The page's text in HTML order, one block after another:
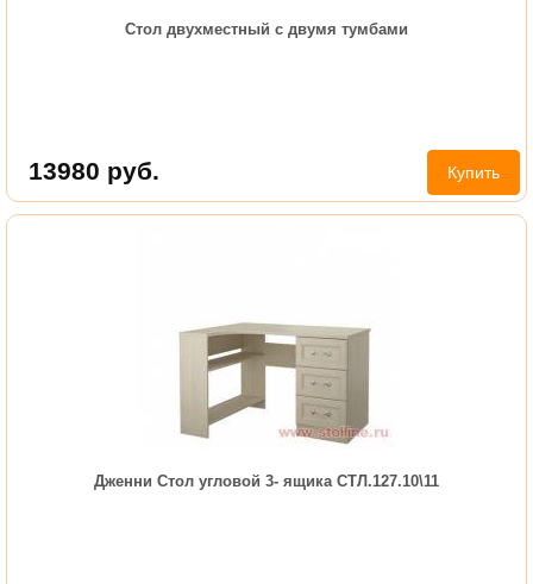
Стол двухместный с двумя тумбами
13980 руб. Купить
Дженни Стол угловой 3- ящика СТЛ.127.10\11